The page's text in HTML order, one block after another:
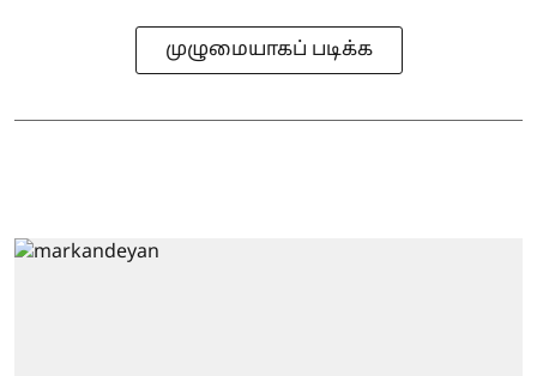
முழுமையாகப் படிக்க